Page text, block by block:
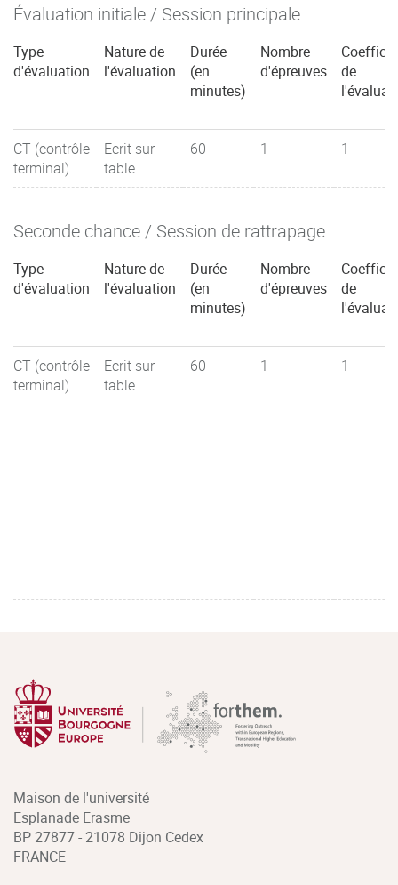
Évaluation initiale / Session principale
Type
d'évaluation
Nature de
l'évaluation
Durée
(en
minutes)
Nombre
d'épreuves
de
CT (contrôle
terminal)
Ecrit sur
table
60 1 1
Seconde chance / Session de rattrapage
Type
d'évaluation
Nature de
l'évaluation
Durée
(en
minutes)
Nombre
d'épreuves
de
CT (contrôle
terminal)
Ecrit sur
table
60 1 1
Maison de l'université
Esplanade Erasme
BP 27877 - 21078 Dijon Cedex
FRANCE